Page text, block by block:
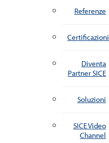
Referenze
Certificazioni
Diventa
Partner SICE
Soluzioni
SICE Video
Channel